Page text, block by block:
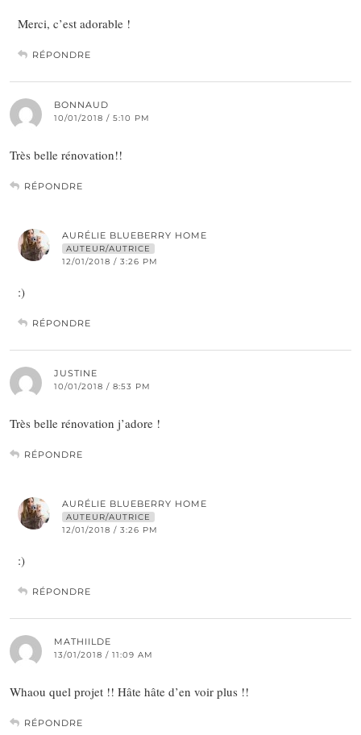
Merci, c’est adorable !
RÉPONDRE
BONNAUD
10/01/2018 / 5:10 PM
Très belle rénovation!!
RÉPONDRE
AURÉLIE BLUEBERRY HOME
AUTEUR/AUTRICE
12/01/2018 / 3:26 PM
:)
RÉPONDRE
JUSTINE
10/01/2018 / 8:53 PM
Très belle rénovation j’adore !
RÉPONDRE
AURÉLIE BLUEBERRY HOME
AUTEUR/AUTRICE
12/01/2018 / 3:26 PM
:)
RÉPONDRE
MATHIILDE
13/01/2018 / 11:09 AM
Whaou quel projet !! Hâte hâte d’en voir plus !!
RÉPONDRE